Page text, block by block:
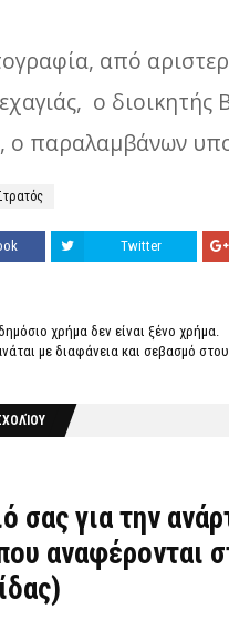
από
ο
ο παραλαμβάνων
Twitter
χρήμα δεν είναι ξένο χρήμα.
με διαφάνεια και σεβασμό
σας για την
αναφέρονται